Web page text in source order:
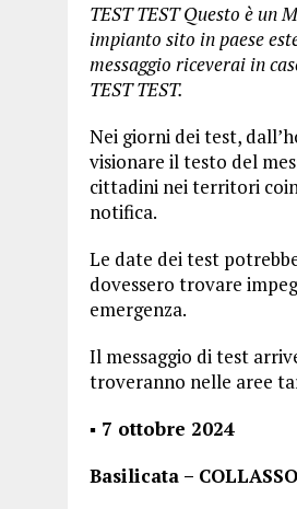
TEST TEST Questo è un
impianto sito in paese
messaggio riceverai in
TEST TEST.
Nei giorni dei test,
visionare il testo del
cittadini nei territori
notifica.
Le date dei test
dovessero trovare
emergenza.
Il messaggio di test
troveranno nelle aree
▪ 7 ottobre 2024
Basilicata –